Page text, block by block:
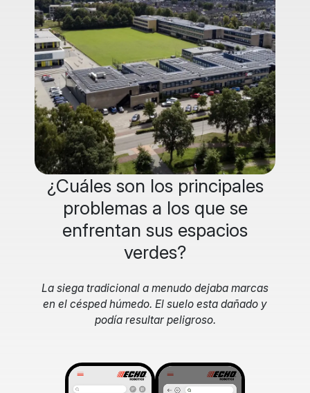
¿Cuáles son los principales
problemas a los que se
enfrentan sus espacios
verdes?
La siega tradicional a menudo dejaba marcas
en el césped húmedo. El suelo esta dañado y
podía resultar peligroso.